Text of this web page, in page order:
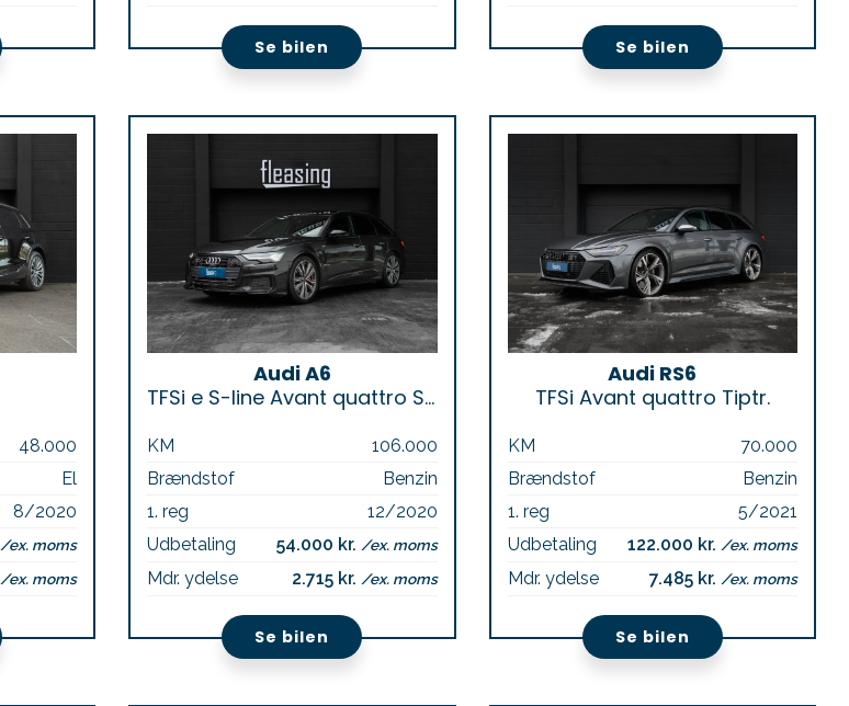
Se bilen Se bilen
48.000
El
8/2020
/ex. moms
/ex. moms
Audi A6
TFSi e S-line Avant quattro S-tr.
KM
106.000
Brændstof
Benzin
1. reg
12/2020
Udbetaling
54.000 kr. /ex. moms
Mdr. ydelse 2.715 kr. /ex. moms
Se bilen
Audi RS6
TFSi Avant quattro Tiptr.
KM
70.000
Brændstof
Benzin
1. reg
5/2021
Udbetaling
122.000 kr. /ex. moms
Mdr. ydelse 7.485 kr. /ex. moms
Se bilen